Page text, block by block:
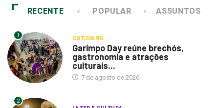
RECENTE POPULAR ASSUNTOS
1 COTIDIANO
Garimpo Day reúne brechós,
gastronomia e atrações
culturais...
7 de agosto de 2026
2